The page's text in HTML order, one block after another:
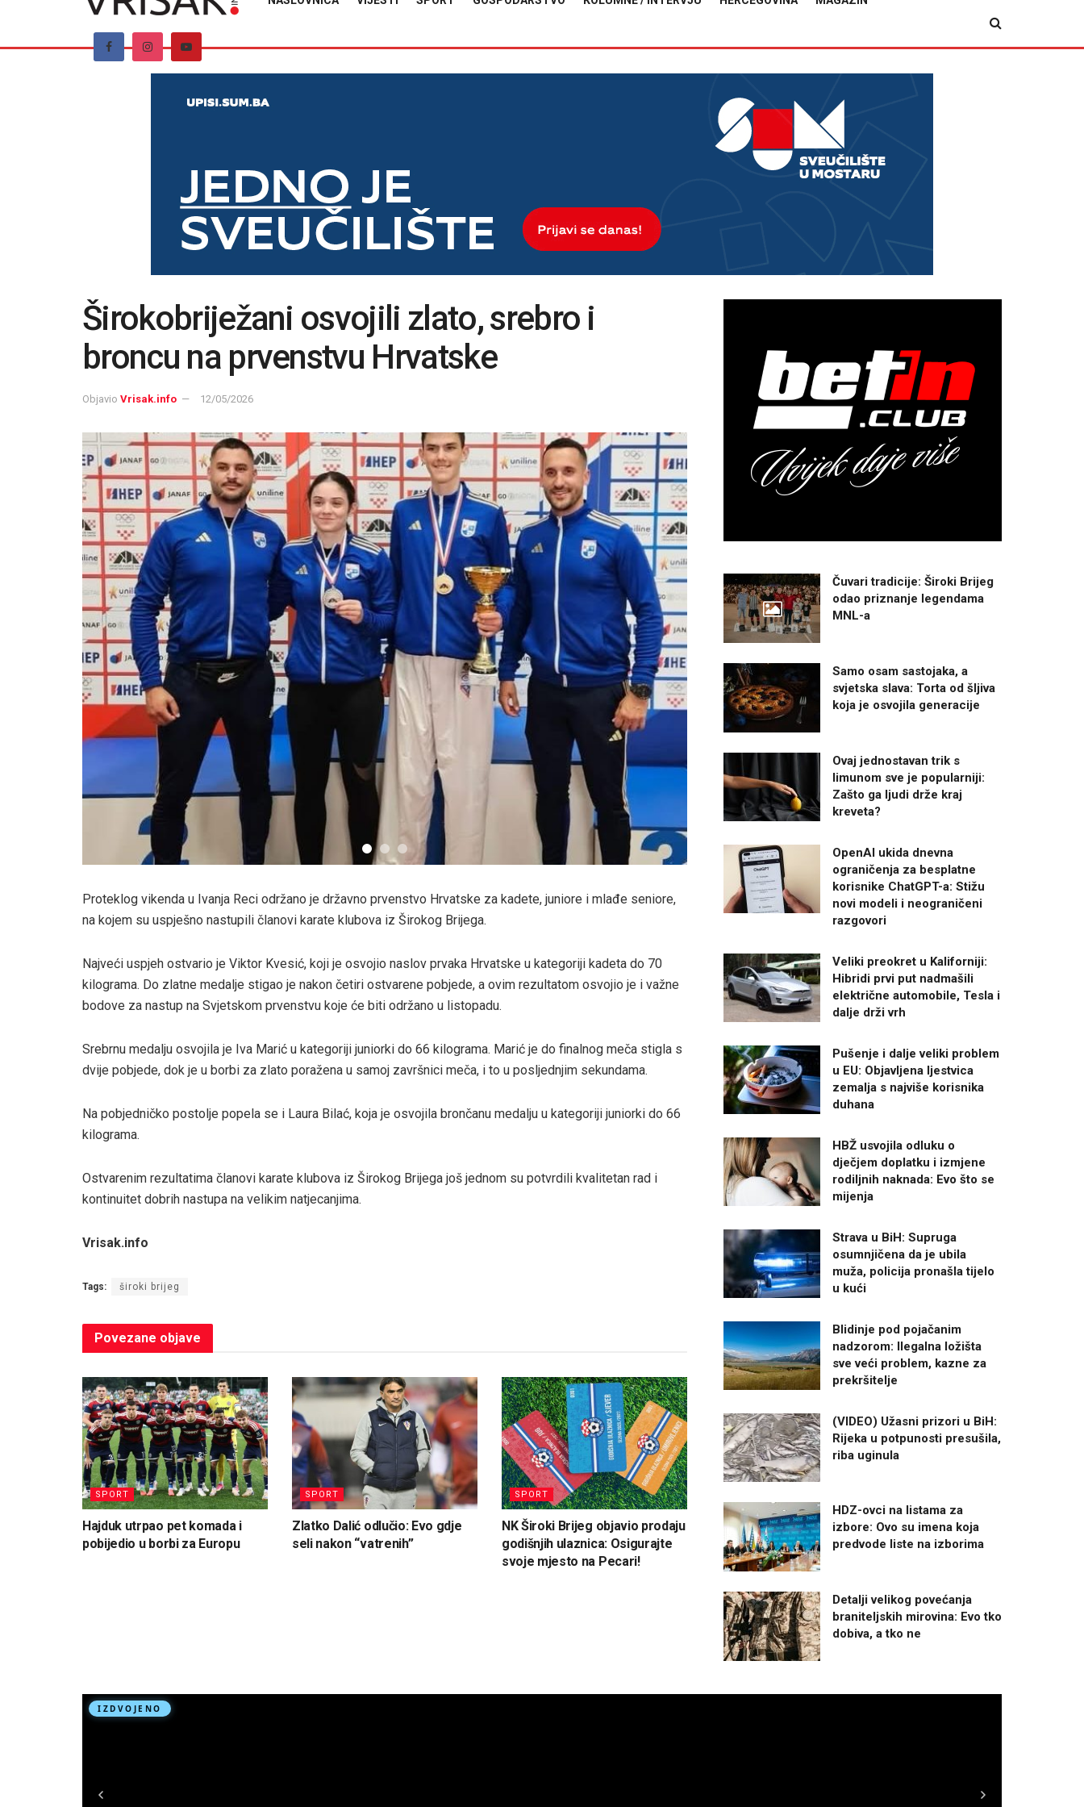
Širokobriježani osvojili zlato, srebro i
broncu na prvenstvu Hrvatske
Objavio Vrisak.info 12/05/2026
Proteklog vikenda u Ivanja Reci održano je državno prvenstvo Hrvatske za kadete, juniore i mlađe seniore,
na kojem su uspješno nastupili članovi karate klubova iz Širokog Brijega.
Najveći uspjeh ostvario je Viktor Kvesić, koji je osvojio naslov prvaka Hrvatske u kategoriji kadeta do 70
kilograma. Do zlatne medalje stigao je nakon četiri ostvarene pobjede, a ovim rezultatom osvojio je i važne
bodove za nastup na Svjetskom prvenstvu koje će biti održano u listopadu.
Srebrnu medalju osvojila je Iva Marić u kategoriji juniorki do 66 kilograma. Marić je do finalnog meča stigla s
dvije pobjede, dok je u borbi za zlato poražena u samoj završnici meča, i to u posljednjim sekundama.
Na pobjedničko postolje popela se i Laura Bilać, koja je osvojila brončanu medalju u kategoriji juniorki do 66
kilograma.
Ostvarenim rezultatima članovi karate klubova iz Širokog Brijega još jednom su potvrdili kvalitetan rad i
kontinuitet dobrih nastupa na velikim natjecanjima.
Vrisak.info
Tags: široki brijeg
Povezane objave
SPORT
Hajduk utrpao pet komada i
pobijedio u borbi za Europu
SPORT
Zlatko Dalić odlučio: Evo gdje
seli nakon “vatrenih”
SPORT
NK Široki Brijeg objavio prodaju
godišnjih ulaznica: Osigurajte
svoje mjesto na Pecari!
Čuvari tradicije: Široki Brijeg
odao priznanje legendama
MNL-a
Samo osam sastojaka, a
svjetska slava: Torta od šljiva
koja je osvojila generacije
Ovaj jednostavan trik s
limunom sve je popularniji:
Zašto ga ljudi drže kraj
kreveta?
OpenAI ukida dnevna
ograničenja za besplatne
korisnike ChatGPT-a: Stižu
novi modeli i neograničeni
razgovori
Veliki preokret u Kaliforniji:
Hibridi prvi put nadmašili
električne automobile, Tesla i
dalje drži vrh
Pušenje i dalje veliki problem
u EU: Objavljena ljestvica
zemalja s najviše korisnika
duhana
HBŽ usvojila odluku o
dječjem doplatku i izmjene
rodiljnih naknada: Evo što se
mijenja
Strava u BiH: Supruga
osumnjičena da je ubila
muža, policija pronašla tijelo
u kući
Blidinje pod pojačanim
nadzorom: Ilegalna ložišta
sve veći problem, kazne za
prekršitelje
(VIDEO) Užasni prizori u BiH:
Rijeka u potpunosti presušila,
riba uginula
HDZ-ovci na listama za
izbore: Ovo su imena koja
predvode liste na izborima
Detalji velikog povećanja
braniteljskih mirovina: Evo tko
dobiva, a tko ne